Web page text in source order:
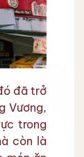
đã trở
Vương,
trong
còn là